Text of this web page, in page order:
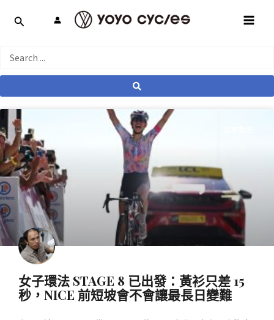
Search
女子環法 STAGE 8 已出發：黃衫只差 15
秒，NICE 前短坡會不會讓最長日變難